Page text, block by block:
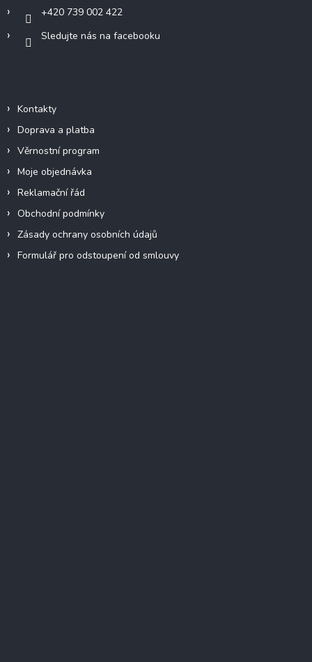
+420 739 002 422
Sledujte nás na facebooku
Kontakty
Doprava a platba
Věrnostní program
Moje objednávka
Reklamační řád
Obchodní podmínky
Zásady ochrany osobních údajů
Formulář pro odstoupení od smlouvy